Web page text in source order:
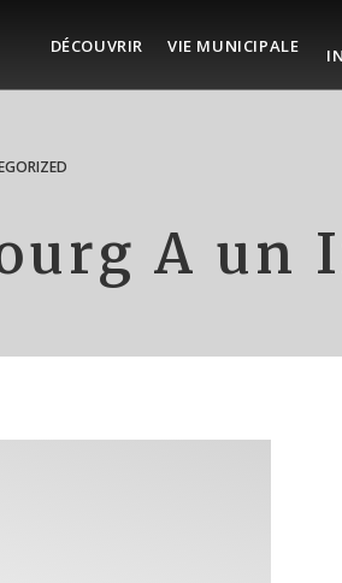
DÉCOUVRIR VIE MUNICIPALE
A un